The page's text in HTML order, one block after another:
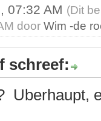
07:32 AM (Dit
doorWim -de
schreef:
Uberhaupt,